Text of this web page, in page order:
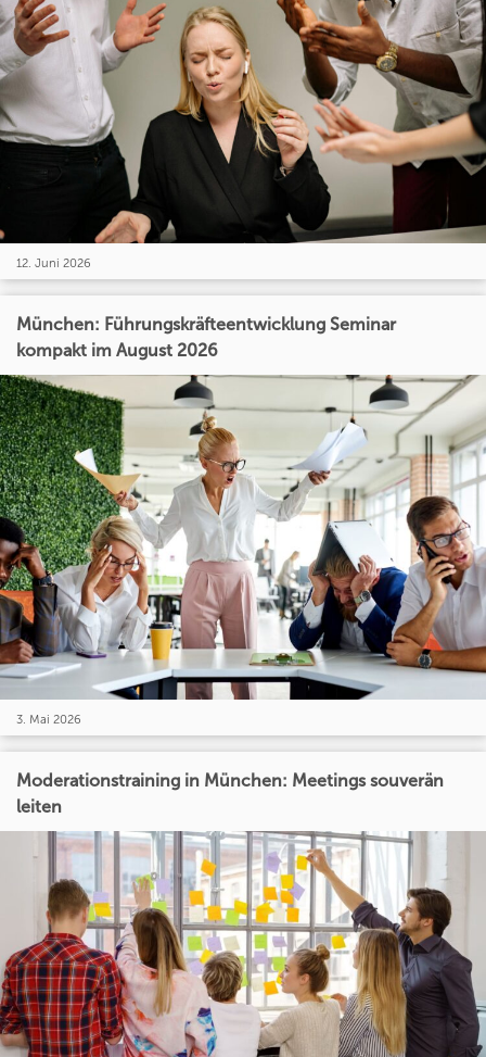
12. Juni 2026
München: Führungskräfteentwicklung Seminar
kompakt im August 2026
3. Mai 2026
Moderationstraining in München: Meetings souverän
leiten